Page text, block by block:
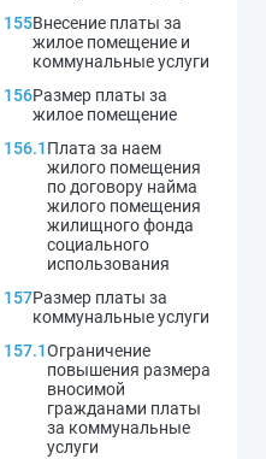
155Внесение платы за
жилое помещение и
коммунальные услуги
156Размер платы за
жилое помещение
156.1Плата за наем
жилого помещения
по договору найма
жилого помещения
жилищного фонда
социального
использования
157Размер платы за
коммунальные услуги
157.1Ограничение
повышения размера
вносимой
гражданами платы
за коммунальные
услуги